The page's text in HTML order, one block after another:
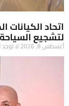
اتحاد الكيانات
لتشجيع
أغسطس 8, 2026 لا